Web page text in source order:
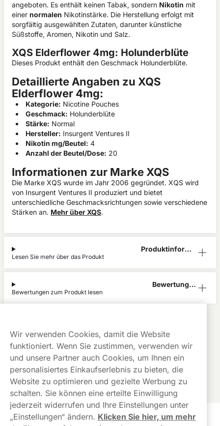
angeboten. Es enthält keinen Tabak, sondern Nikotin mit
einer normalen Nikotinstärke. Die Herstellung erfolgt mit
sorgfältig ausgewählten Zutaten, darunter künstliche
Süßstoffe, Aromen, Nikotin und Salz.
XQS Elderflower 4mg: Holunderblüte
Dieses Produkt enthält den Geschmack Holunderblüte.
Detaillierte Angaben zu XQS
Elderflower 4mg:
Kategorie: Nicotine Pouches
Geschmack: Holunderblüte
Stärke: Normal
Hersteller: Insurgent Ventures II
Nikotin mg/Beutel: 4
Anzahl der Beutel/Dose: 20
Informationen zur Marke XQS
Die Marke XQS wurde im Jahr 2006 gegründet. XQS wird
von Insurgent Ventures II produziert und bietet
unterschiedliche Geschmacksrichtungen sowie verschiedene
Stärken an. Mehr über XQS.
Produktinform
Lesen Sie mehr über das Produkt
Bewertunge
Bewertungen zum Produkt lesen
Rechnung
Gratis
Versand
Dieses Produkt ist nicht risikofrei und enthält Nikotin, eine
süchtig machende Substanz.
Wir verwenden Cookies, damit die Website
funktioniert. Wenn Sie zustimmen, verwenden wir
und unsere Partner auch Cookies, um Ihnen ein
personalisiertes Einkaufserlebnis zu bieten, die
Website zu optimieren und gezielte Werbung zu
schalten. Sie können eine erteilte Einwilligung
jederzeit widerrufen und Ihre Einstellungen unter
„Einstellungen“ ändern. Klicken Sie hier, um mehr